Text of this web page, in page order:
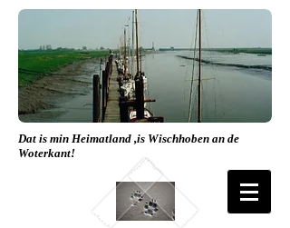
Dat is min Heimatland ,is Wischhoben an de
Woterkant!